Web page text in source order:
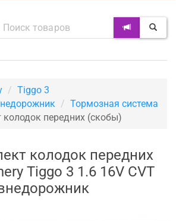
Tiggo 3
Тормозная система
передних (скобы)
колодок передних
Tiggo 3 1.6 16V CVT